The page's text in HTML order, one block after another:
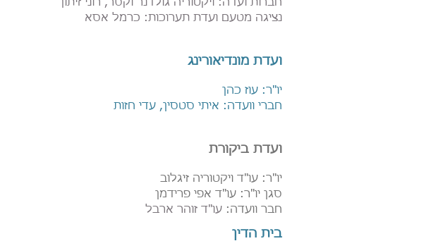
חברות ועדה: ויקטוריה גולדנר וקסר, רוני זיתון
נציגה מטעם ועדת תערוכות: כרמל אסא
ועדת מונדיאורינג
יו"ר: עוז כהן
חברי וועדה: איתי סטסין, עדי חזות
ועדת ביקורת
יו"ר: עו"ד ויקטוריה זיגלוב
סגן יו"ר: עו"ד אפי פרידמן
חבר וועדה: עו"ד זוהר ארבל
בית הדין